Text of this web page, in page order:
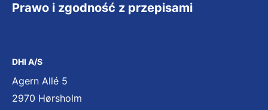
Prawo i zgodność z przepisami
DHI A/S
Agern Allé 5
2970 Hørsholm